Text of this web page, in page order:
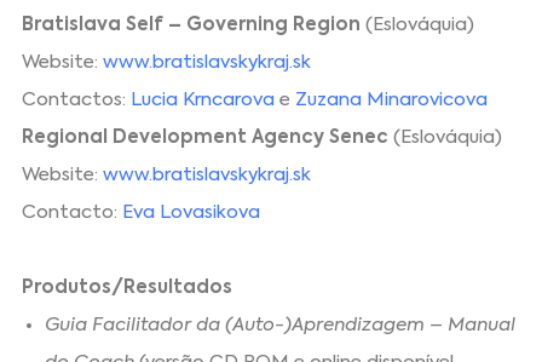
Bratislava Self – Governing Region (Eslováquia)
Website:www.bratislavskykraj.sk
Contactos: Lucia Krncarova e Zuzana Minarovicova
Regional Development Agency Senec (Eslováquia)
Website:www.bratislavskykraj.sk
Contacto: Eva Lovasikova
Produtos/Resultados
Guia Facilitador da (Auto-)Aprendizagem – Manual